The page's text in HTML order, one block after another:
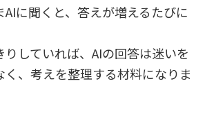
に聞くと、答えが増えるたびに
していれば、AIの回答は迷いを
、考えを整理する材料になりま